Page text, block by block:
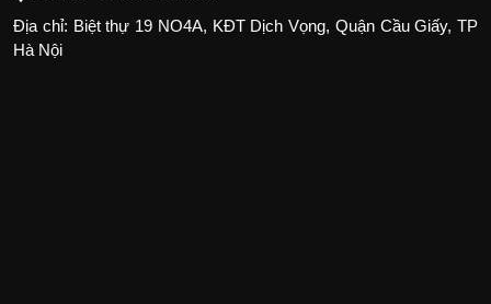
Địa chỉ: Biệt thự 19 NO4A, KĐT Dịch Vọng, Quận Cầu Giấy, TP
Hà Nội